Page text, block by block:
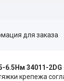
для заказа
6.5Нм 34011-2DG
крепежа